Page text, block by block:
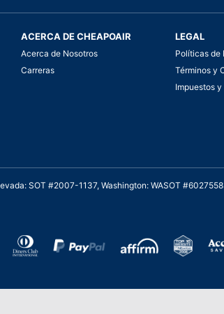
ACERCA DE CHEAPOAIR
Acerca de Nosotros
Carreras
LEGAL
Políticas de
Términos y
Impuestos y
SOT #2007-1137, Washington: WASOT